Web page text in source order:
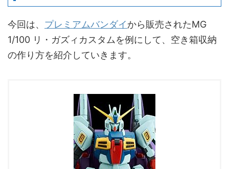
今回は、 プレミアムバンダイから販売されたMG
1/100 リ・ガズィカスタムを例にして、空き箱収納
の作り方を紹介していきます。